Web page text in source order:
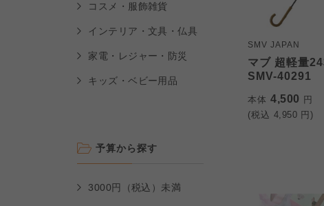
コスメ・服飾雑貨
インテリア・文具・仏具
家電・レジャー・防災
キッズ・ベビー用品
予算から探す
3000円（税込）未満
SMV JAPAN
マブ 超軽量
SMV-40291
本体 4,500 円
(税込 4,950 円)